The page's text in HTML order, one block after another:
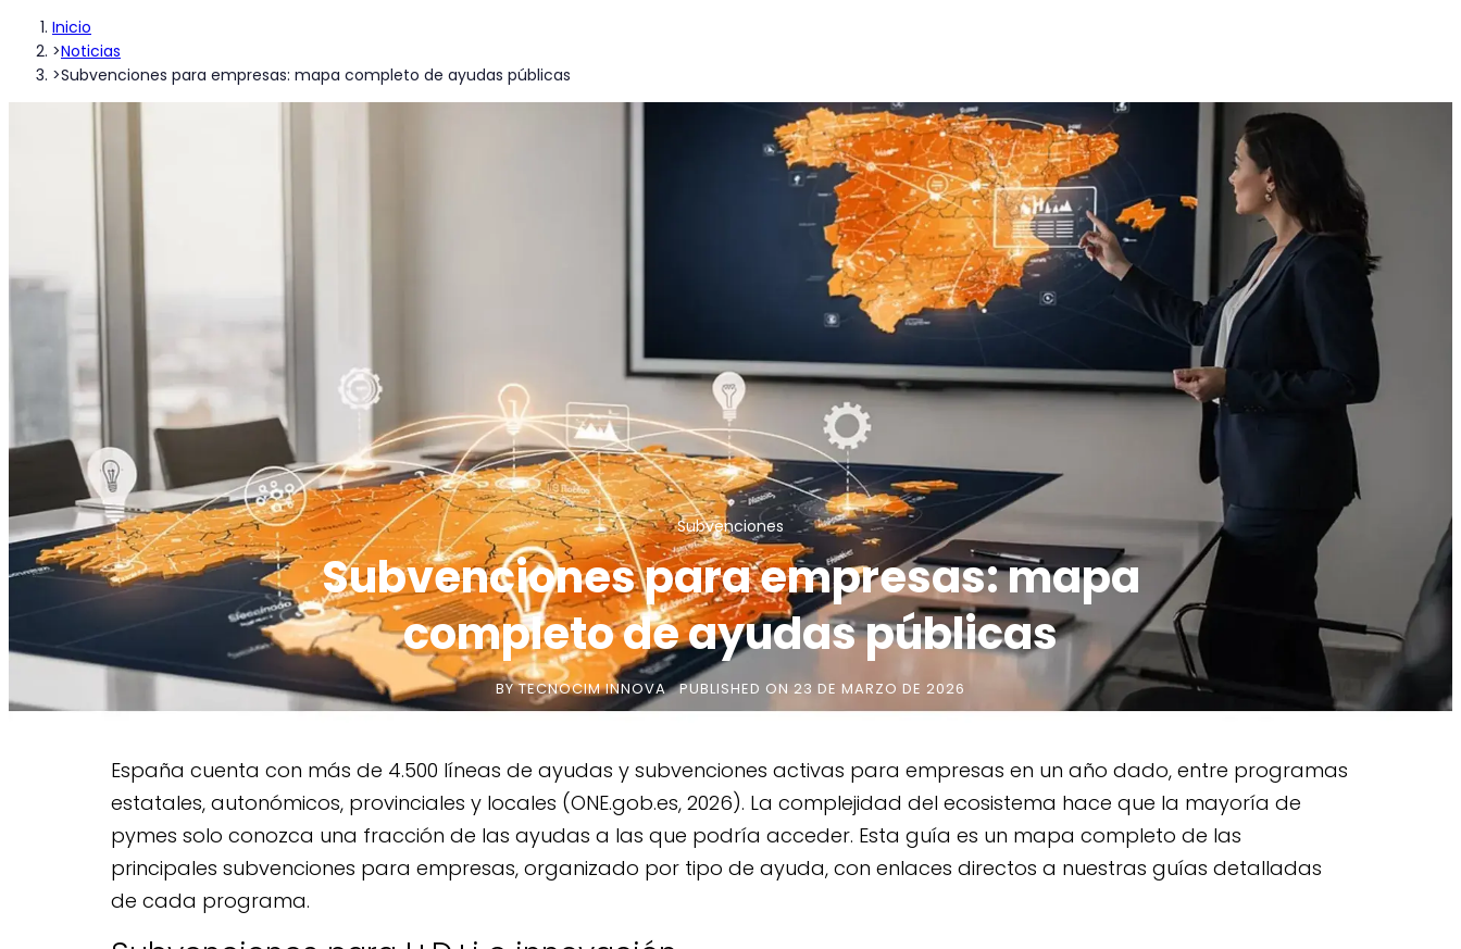
Inicio
>Noticias
>Subvenciones para empresas: mapa completo de ayudas públicas
Subvenciones
Subvenciones para empresas: mapa
completo de ayudas públicas
BYTECNOCIM INNOVAPUBLISHED ON 23 DE MARZO DE 2026
España cuenta con más de 4.500 líneas de ayudas y subvenciones activas para empresas en un año dado, entre programas
estatales, autonómicos, provinciales y locales (ONE.gob.es, 2026). La complejidad del ecosistema hace que la mayoría de
pymes solo conozca una fracción de las ayudas a las que podría acceder. Esta guía es un mapa completo de las
principales subvenciones para empresas, organizado por tipo de ayuda, con enlaces directos a nuestras guías detalladas
de cada programa.